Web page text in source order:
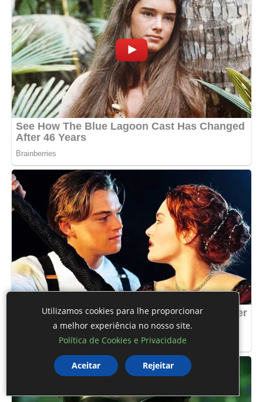
Utilizamos cookies para lhe proporcionar
a melhor experiência no nosso site.
Política de Cookies e Privacidade
Aceitar Rejeitar